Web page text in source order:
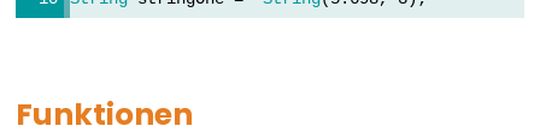
digitalWrite()
Funktionen